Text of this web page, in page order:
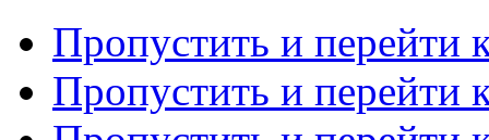
Пропустить и перейти
Пропустить и перейти